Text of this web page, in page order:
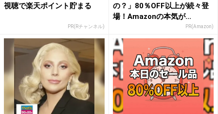
視聴で楽天ポイント貯まる
PR(Rチャンネル)
の？」80％OFF以上が続々登
場！Amazonの本気が...
PR(Amazon)